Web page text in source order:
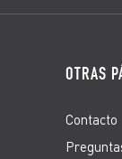
OTRAS
Contacto